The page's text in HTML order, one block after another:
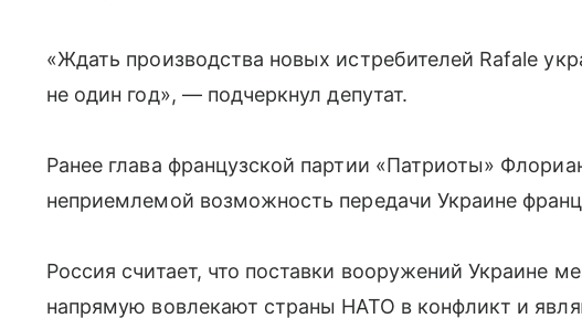
«Ждать производства новых истребителей Rafale
не один год», — подчеркнул депутат.
Ранее глава французской партии «Патриоты»
неприемлемой возможность передачи Украине
Россия считает, что поставки вооружений Украине
напрямую вовлекают страны НАТО в конфликт и